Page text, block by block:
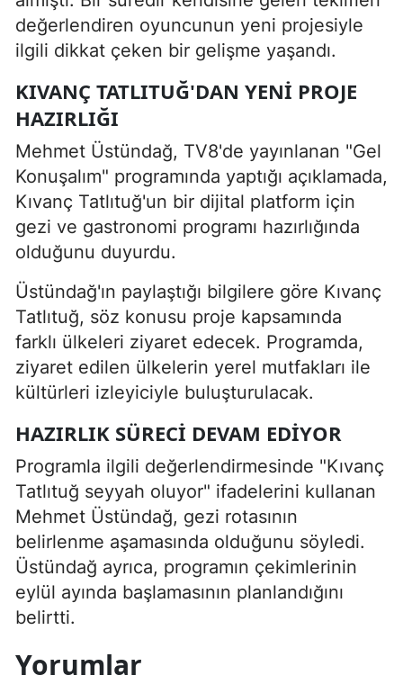
değerlendiren oyuncunun yeni projesiyle
ilgili dikkat çeken bir gelişme yaşandı.
KIVANÇ TATLITUĞ'DAN YENI PROJE
HAZIRLIĞI
Mehmet Üstündağ, TV8'de yayınlanan "Gel
Konuşalım" programında yaptığı açıklamada,
Kıvanç Tatlıtuğ'un bir dijital platform için
gezi ve gastronomi programı hazırlığında
olduğunu duyurdu.
Üstündağ'ın paylaştığı bilgilere göre Kıvanç
Tatlıtuğ, söz konusu proje kapsamında
farklı ülkeleri ziyaret edecek. Programda,
ziyaret edilen ülkelerin yerel mutfakları ile
kültürleri izleyiciyle buluşturulacak.
HAZIRLIK SÜRECI DEVAM EDIYOR
Programla ilgili değerlendirmesinde "Kıvanç
Tatlıtuğ seyyah oluyor" ifadelerini kullanan
Mehmet Üstündağ, gezi rotasının
belirlenme aşamasında olduğunu söyledi.
Üstündağ ayrıca, programın çekimlerinin
eylül ayında başlamasının planlandığını
belirtti.
Yorumlar